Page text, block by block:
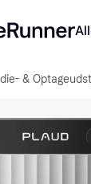
&